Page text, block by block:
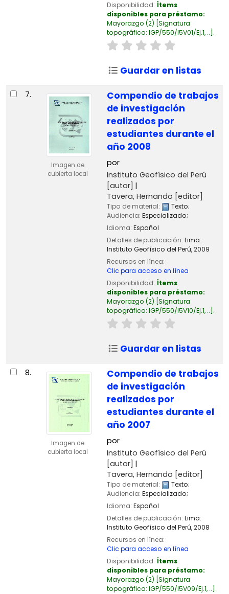
Disponibilidad: Ítems
disponibles para préstamo:
Mayorazgo (2) Signatura
topográfica: IGP/550/I5V01/Ej.1, .. .
Guardar en listas
7.
Imagen de
cubierta local
Compendio de trabajos
de investigación
realizados por
estudiantes durante el
año 2008
por
Instituto Geofísico del Perú
[autor]
Tavera, Hernando [editor]
Tipo de material: Texto;
Audiencia: Especializado;
Idioma: Español
Detalles de publicación: Lima:
Instituto Geofísico del Perú,2009
Recursos en línea:
Clic para acceso en línea
Disponibilidad: Ítems
disponibles para préstamo:
Mayorazgo (2) Signatura
topográfica: IGP/550/I5V10/Ej.1, .. .
Guardar en listas
8.
Imagen de
cubierta local
Compendio de trabajos
de investigación
realizados por
estudiantes durante el
año 2007
por
Instituto Geofísico del Perú
[autor]
Tavera, Hernando [editor]
Tipo de material: Texto;
Audiencia: Especializado;
Idioma: Español
Detalles de publicación: Lima:
Instituto Geofísico del Perú,2008
Recursos en línea:
Clic para acceso en línea
Disponibilidad: Ítems
disponibles para préstamo:
Mayorazgo (2) Signatura
topográfica: IGP/550/I5V09/Ej.1, .. .